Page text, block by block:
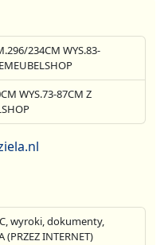
234CM WYS.83-
WYS.73-87CM Z
wyroki, dokumenty,
INTERNET)